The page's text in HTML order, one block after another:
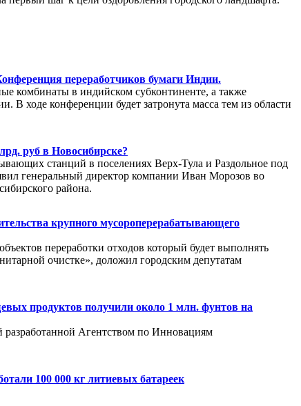
переработчиков бумаги Индии.
комбинаты в индийском субконтиненте, а также
В ходе конференции будет затронута масса тем из области
руб в Новосибирске?
станций в поселениях Верх-Тула и Раздольное под
генеральный директор компании Иван Морозов во
района.
крупного мусороперерабатывающего
переработки отходов который будет выполнять
очистке», доложил городским депутатам
продуктов получили около 1 млн. фунтов на
разработанной Агентством по Инновациям
100 000 кг литиевых батареек